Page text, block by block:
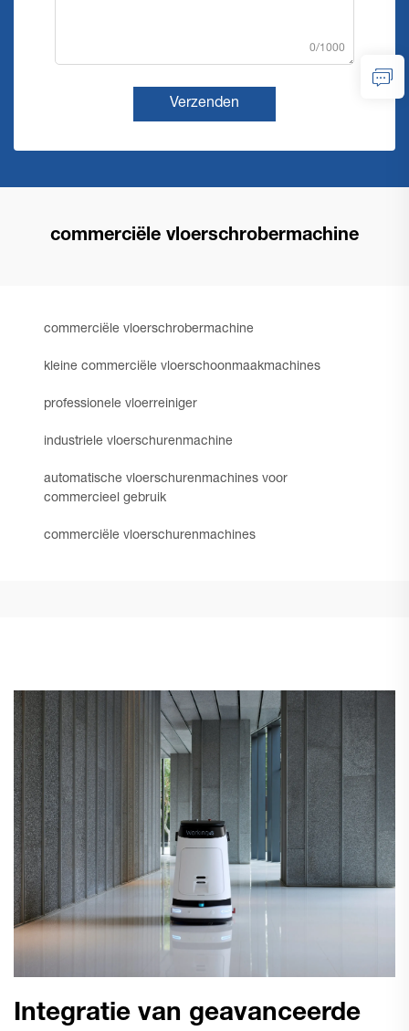
0/1000
Verzenden
commerciële vloerschrobermachine
commerciële vloerschrobermachine
kleine commerciële vloerschoonmaakmachines
professionele vloerreiniger
industriele vloerschurenmachine
automatische vloerschurenmachines voor
commercieel gebruik
commerciële vloerschurenmachines
Integratie van geavanceerde